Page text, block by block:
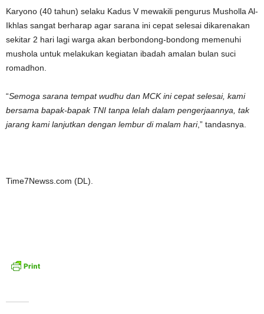
Karyono (40 tahun) selaku Kadus V mewakili pengurus Musholla Al-
Ikhlas sangat berharap agar sarana ini cepat selesai dikarenakan
sekitar 2 hari lagi warga akan berbondong-bondong memenuhi
mushola untuk melakukan kegiatan ibadah amalan bulan suci
romadhon.
“Semoga sarana tempat wudhu dan MCK ini cepat selesai, kami
bersama bapak-bapak TNI tanpa lelah dalam pengerjaannya, tak
jarang kami lanjutkan dengan lembur di malam hari,” tandasnya.
Time7Newss.com (DL).